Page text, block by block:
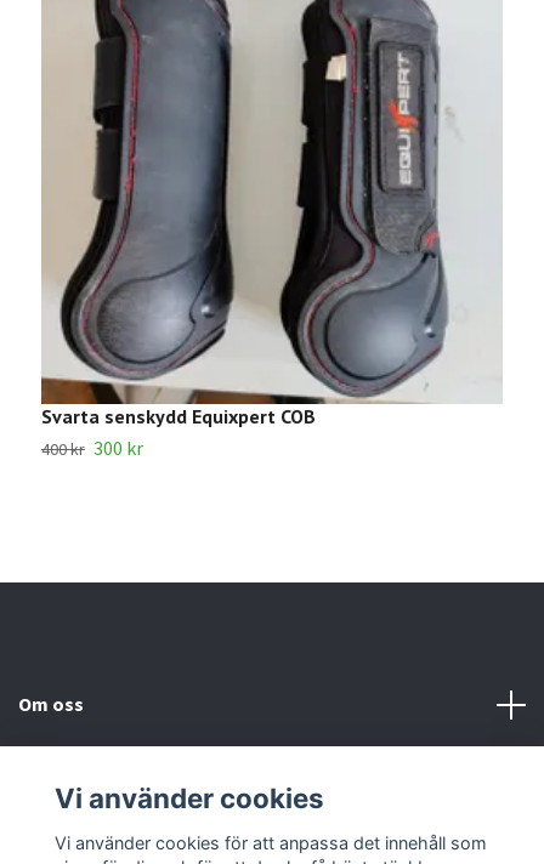
Svarta senskydd Equixpert COB
400 kr 300 kr
Om oss
Kontakta oss
Vi använder cookies
Vi använder cookies för att anpassa det innehåll som